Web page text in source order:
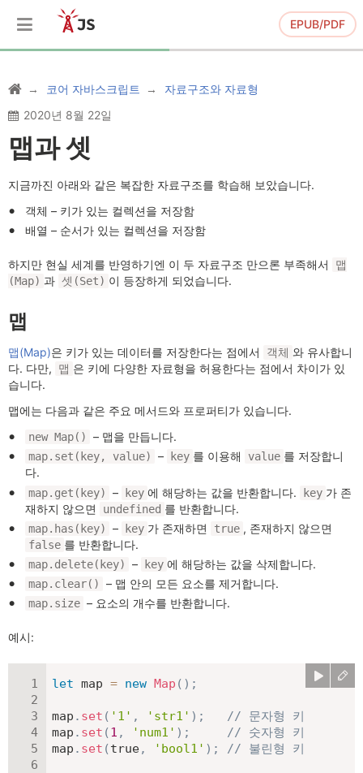
EPUB/PDF
코어 자바스크립트
자료구조와 자료형
2020년 8월 22일
맵과 셋
지금까진 아래와 같은 복잡한 자료구조를 학습해 보았습니다.
객체 – 키가 있는 컬렉션을 저장함
배열 – 순서가 있는 컬렉션을 저장함
하지만 현실 세계를 반영하기엔 이 두 자료구조 만으론 부족해서
맵
(Map) 과 셋(Set) 이 등장하게 되었습니다.
맵
맵(Map)은 키가 있는 데이터를 저장한다는 점에서 객체 와 유사합니
다. 다만,
맵 은 키에 다양한 자료형을 허용한다는 점에서 차이가 있
습니다.
맵에는 다음과 같은 주요 메서드와 프로퍼티가 있습니다.
new Map() – 맵을 만듭니다.
map.set(key, value) – key 를 이용해 value 를 저장합니
다.
map.get(key) – key 에 해당하는 값을 반환합니다. key 가 존
재하지 않으면
undefined 를 반환합니다.
map.has(key) – key 가 존재하면 true , 존재하지 않으면
false 를 반환합니다.
map.delete(key) – key 에 해당하는 값을 삭제합니다.
map.clear() – 맵 안의 모든 요소를 제거합니다.
map.size – 요소의 개수를 반환합니다.
예시:
let map = new Map ( ) ;
map . set ( '1' , 'str1' ) ;
// 문자형 키
map . set (1 , 'num1' ) ;
// 숫자형 키
map . set (true, 'bool1' ) ; // 불린형 키